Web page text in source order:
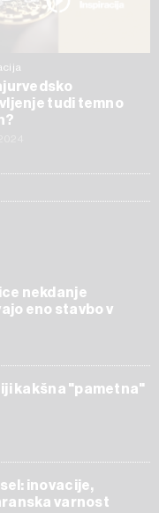
tudi temno
nekdanje
eno stavbo v
kakšna "pametna"
inovacije,
varnost